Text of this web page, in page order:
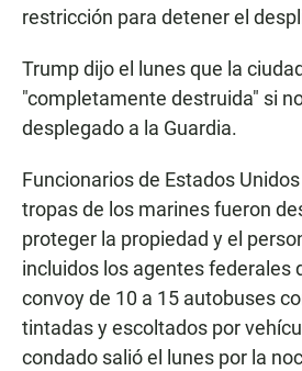
restricción para detener el
Trump dijo el lunes que la
"completamente destruida" si
desplegado a la Guardia.
Funcionarios de Estados
tropas de los marines fueron
proteger la propiedad y el
incluidos los agentes federales
convoy de 10 a 15 autobuses
tintadas y escoltados por
condado salió el lunes por la